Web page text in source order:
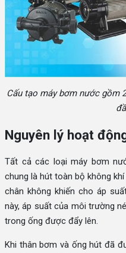
Cấu tạo máy bơm nước gồm
Nguyên lý hoạt
Tất cả các loại máy bơm
chung là hút toàn bộ không
chân không khiến cho áp
này, áp suất của môi trường
trong ống được đẩy lên.
Khi thân bơm và ống hút đã